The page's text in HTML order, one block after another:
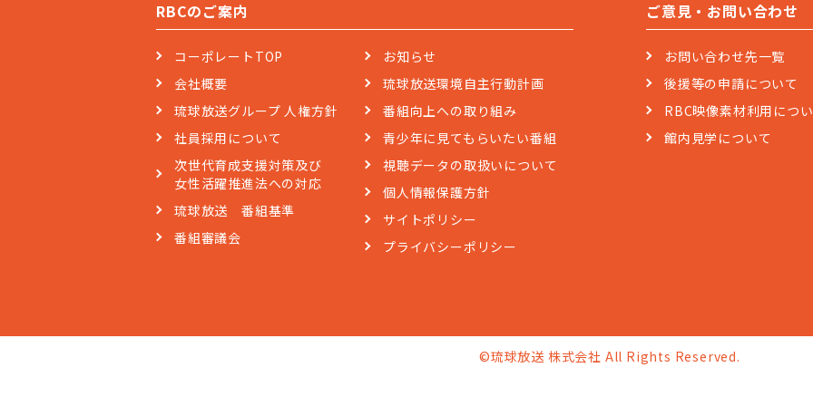
RBCのご案内
コーポレートTOP
会社概要
琉球放送グループ 人権方針
社員採用について
次世代育成支援対策及び
女性活躍推進法への対応
琉球放送 番組基準
番組審議会
お知らせ
琉球放送環境自主行動計画
番組向上への取り組み
青少年に見てもらいたい番組
視聴データの取扱いについて
個人情報保護方針
サイトポリシー
プライバシーポリシー
ご意見・お問い合わせ
お問い合わせ先一覧
後援等の申請について
RBC映像素材利用につ
館内見学について
©琉球放送 株式会社 All Rights Reserved.